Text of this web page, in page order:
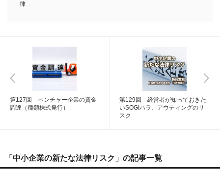
律
第127回 ベンチャー企業の資金
調達（種類株式発行）
第129回 経営者が知っておきた
いSOGIハラ、アウティングのリ
スク
「中小企業の新たな法律リスク」の記事一覧